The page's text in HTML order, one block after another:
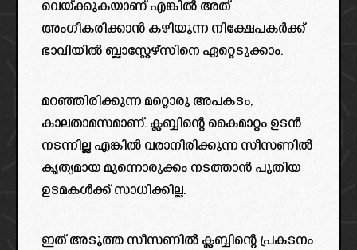
വെയ്ക്കുകയാണ് എങ്കിൽ അത്
അംഗീകരിക്കാൻ കഴിയുന്ന നിക്ഷേപകർക്ക്
ഭാവിയിൽ ബ്ലാസ്റ്റേഴ്‌സിനെ ഏറ്റെടുക്കാം.
മറഞ്ഞിരിക്കുന്ന മറ്റൊരു അപകടം,
കാലതാമസമാണ്. ക്ലബ്ബിന്റെ കൈമാറ്റം ഉടൻ
നടന്നില്ല എങ്കിൽ വരാനിരിക്കുന്ന സീസണിൽ
കൃത്യമായ മുന്നൊരുക്കം നടത്താൻ പുതിയ
ഉടമകൾക്ക് സാധിക്കില്ല.
ഇത് അടുത്ത സീസണിൽ ക്ലബ്ബിന്റെ പ്രകടനം